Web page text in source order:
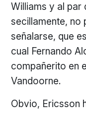
Williams y al par
secillamente, no
señalarse, que
cual Fernando
compañerito en
Vandoorne.
Obvio, Ericsson